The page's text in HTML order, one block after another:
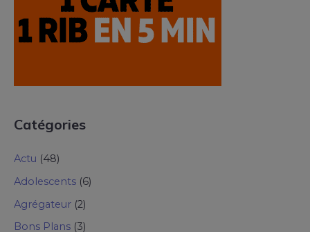
Catégories
Actu (48)
Adolescents (6)
Agrégateur (2)
Bons Plans (3)